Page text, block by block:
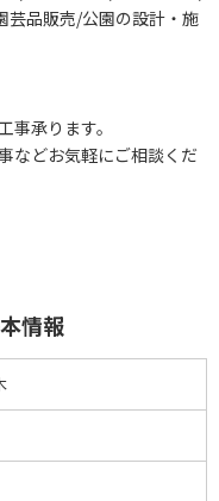
芸品販売/公園の設計・施
承ります。
などお気軽にご相談くだ
情報